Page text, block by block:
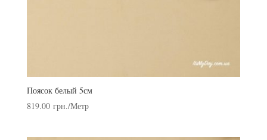
Поясок белый 5см
819.00 грн./Метр